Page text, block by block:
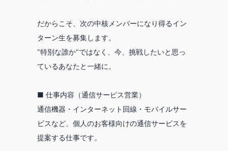
だからこそ、次の中核メンバーになり得るイン
ターン生を募集します。
"特別な誰か"ではなく、今、挑戦したいと思っ
ているあなたと一緒に。
■ 仕事内容（通信サービス営業）
通信機器・インターネット回線・モバイルサー
ビスなど、個人のお客様向けの通信サービスを
提案する仕事です。